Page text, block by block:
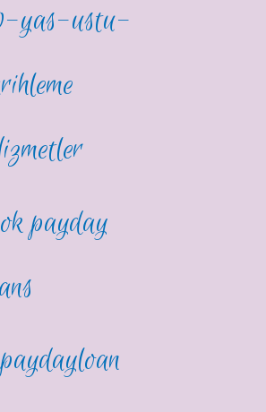
yas-ustu-
payday